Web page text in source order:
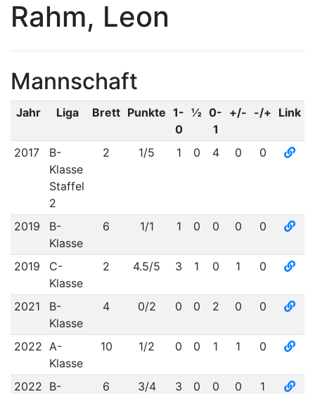
Rahm, Leon
Mannschaft
Jahr Liga Brett Punkte 1-
0
½ 0-
1
+/- -/+ Link
2017
B-
Klasse
Staffel
2
2 1/5 1 0 4 0 0
2019
B-
Klasse
6 1/1 1 0 0 0 0
2019
C-
Klasse
2 4.5/5 3 1 0 1 0
2021
B-
Klasse
4 0/2 0 0 2 0 0
2022 A-
Klasse
10 1/2 0 0 1 1 0
2022 B-
6 3/4 3 0 0 0 1